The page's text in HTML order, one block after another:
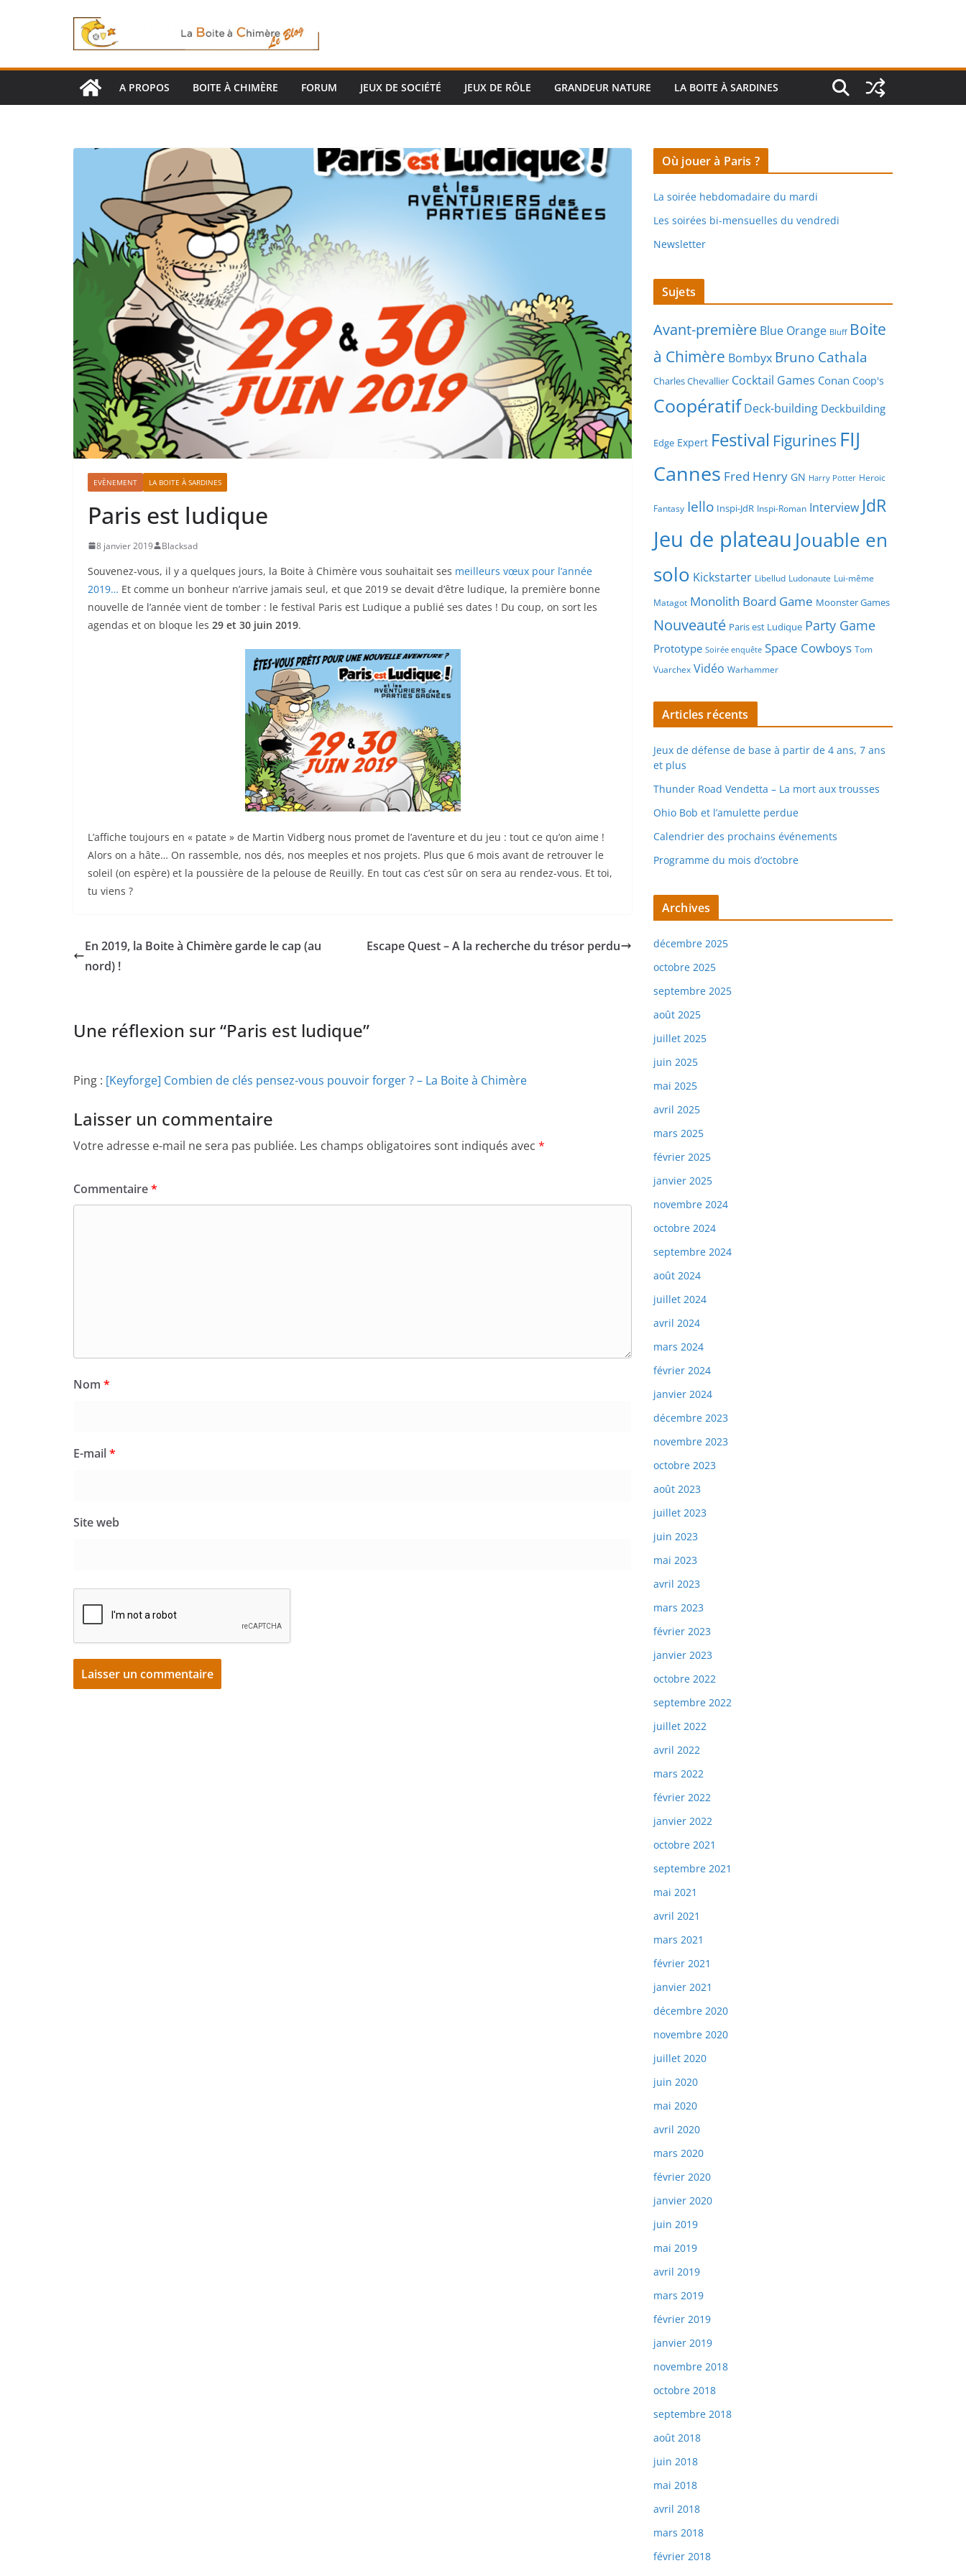
A PROPOS BOITE À CHIMÈRE FORUM JEUX DE SOCIÉTÉ JEUX DE RÔLE GRANDEUR NATURE LA BOITE À SARDINES
EVÈNEMENT LA BOITE À SARDINES
Paris est ludique
8 janvier 2019 Blacksad
Souvenez-vous, il y a quelques jours, la Boite à Chimère vous souhaitait ses meilleurs vœux pour l’année
2019… Et comme un bonheur n’arrive jamais seul, et que 2019 se devait d’être ludique, la première bonne
nouvelle de l’année vient de tomber : le festival Paris est Ludique a publié ses dates ! Du coup, on sort les
agendas et on bloque les 29 et 30 juin 2019.
L’affiche toujours en « patate » de Martin Vidberg nous promet de l’aventure et du jeu : tout ce qu’on aime !
Alors on a hâte… On rassemble, nos dés, nos meeples et nos projets. Plus que 6 mois avant de retrouver le
soleil (on espère) et la poussière de la pelouse de Reuilly. En tout cas c’est sûr on sera au rendez-vous. Et toi,
tu viens ?
En 2019, la Boite à Chimère garde le cap (au
nord) !
Escape Quest – A la recherche du trésor perdu
Une réflexion sur “Paris est ludique”
Ping : [Keyforge] Combien de clés pensez-vous pouvoir forger ? – La Boite à Chimère
Laisser un commentaire
Votre adresse e-mail ne sera pas publiée. Les champs obligatoires sont indiqués avec *
Commentaire*
Nom *
E-mail*
Site web
Où jouer à Paris ?
La soirée hebdomadaire du mardi
Les soirées bi-mensuelles du vendredi
Newsletter
Sujets
Avant-première Blue Orange Bluff Boite
à Chimère Bombyx Bruno Cathala
Charles Chevallier Cocktail Games Conan Coop's
Coopératif Deck-building Deckbuilding
Edge Expert Festival Figurines FIJ
Cannes Fred Henry GN Harry Potter Heroic
Fantasy Iello Inspi-JdR Inspi-Roman Interview JdR
Jeu de plateau Jouable en
solo Kickstarter Libellud Ludonaute Lui-même
Matagot Monolith Board Game Moonster Games
Nouveauté Paris est Ludique Party Game
Prototype Soirée enquête Space Cowboys Tom
Vuarchex Vidéo Warhammer
Articles récents
Jeux de défense de base à partir de 4 ans, 7 ans
et plus
Thunder Road Vendetta – La mort aux trousses
Ohio Bob et l’amulette perdue
Calendrier des prochains événements
Programme du mois d’octobre
Archives
décembre 2025
octobre 2025
septembre 2025
août 2025
juillet 2025
juin 2025
mai 2025
avril 2025
mars 2025
février 2025
janvier 2025
novembre 2024
octobre 2024
septembre 2024
août 2024
juillet 2024
avril 2024
mars 2024
février 2024
janvier 2024
décembre 2023
novembre 2023
octobre 2023
août 2023
juillet 2023
juin 2023
mai 2023
avril 2023
mars 2023
février 2023
janvier 2023
octobre 2022
septembre 2022
juillet 2022
avril 2022
mars 2022
février 2022
janvier 2022
octobre 2021
septembre 2021
mai 2021
avril 2021
mars 2021
février 2021
janvier 2021
décembre 2020
novembre 2020
juillet 2020
juin 2020
mai 2020
avril 2020
mars 2020
février 2020
janvier 2020
juin 2019
mai 2019
avril 2019
mars 2019
février 2019
janvier 2019
novembre 2018
octobre 2018
septembre 2018
août 2018
juin 2018
mai 2018
avril 2018
mars 2018
février 2018